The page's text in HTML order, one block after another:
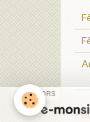
SPONSORS